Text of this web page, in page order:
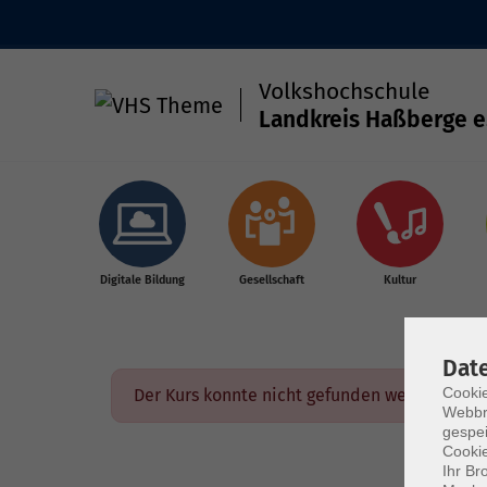
Volkshochschule
Landkreis Haßberge
Digitale Bildung Gesellschaft Kultur
Der Kurs konnte nicht gefunden werden.
Ihr